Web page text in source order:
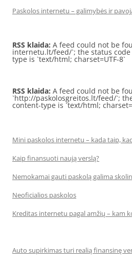
Paskolos internetu – galimybės ir
RSS klaida: A feed could not be
internetu.lt/feed/`; the status code
type is `text/html; charset=UTF-8`
RSS klaida: A feed could not be
`http://paskolosgreitos.lt/feed/`;
content-type is `text/html;
Mini paskolos internetu – kada taip,
Kaip finansuoti naują verslą?
Nemokamai gauti paskolą galima
Neoficialios paskolos
Kreditas internetu pagal amžių – kam
Auto supirkimas turi realią finansinę